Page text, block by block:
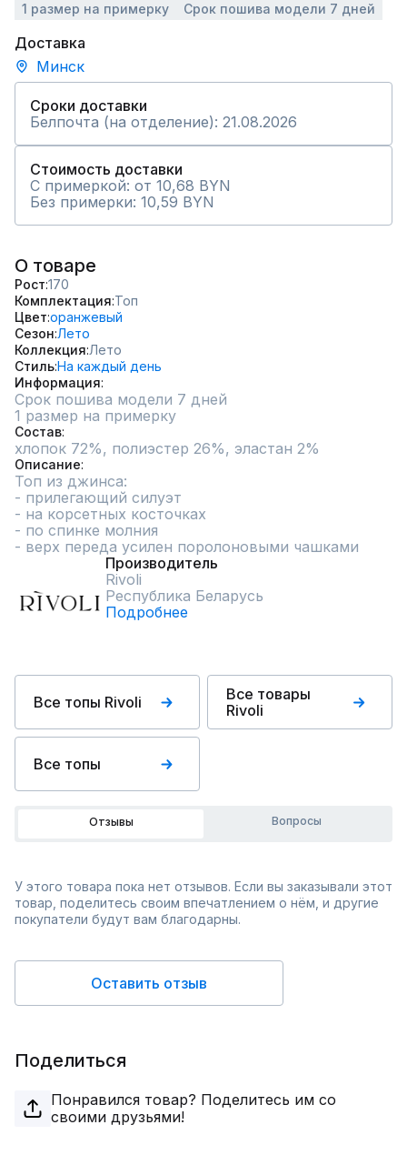
1 размер на примерку Срок пошива модели 7 дней
Доставка
Минск
Сроки доставки
Белпочта (на отделение): 21.08.2026
Стоимость доставки
С примеркой: от 10,68 BYN
Без примерки: 10,59 BYN
О товаре
Рост 170
Комплектация Топ
Цвет оранжевый
Сезон Лето
Коллекция Лето
СтильНа каждый день
Информация
Срок пошива модели 7 дней
1 размер на примерку
Состав
хлопок 72%, полиэстер 26%, эластан 2%
Описание
Топ из джинса:
- прилегающий силуэт
- на корсетных косточках
- по спинке молния
- верх переда усилен поролоновыми чашками
Производитель
Rivoli
Республика Беларусь
Подробнее
Все топы Rivoli
Все товары
Rivoli
Все топы
Отзывы Вопросы
У этого товара пока нет отзывов. Если вы заказывали этот
товар, поделитесь своим впечатлением о нём, и другие
покупатели будут вам благодарны.
Оставить отзыв
Поделиться
Понравился товар? Поделитесь им со
своими друзьями!